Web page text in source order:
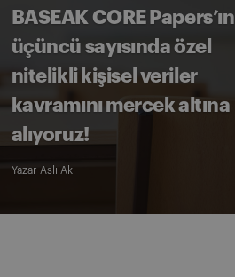
BASEAK CORE Papers’ın
üçüncü sayısında özel
nitelikli kişisel veriler
kavramını mercek altına
alıyoruz!
Yazar Aslı Ak